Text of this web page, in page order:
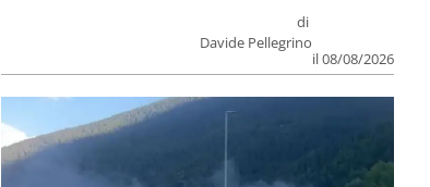
di
Davide Pellegrino
il 08/08/2026